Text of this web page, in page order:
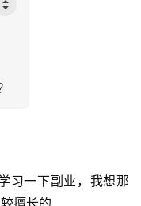
习一下副业，我想那